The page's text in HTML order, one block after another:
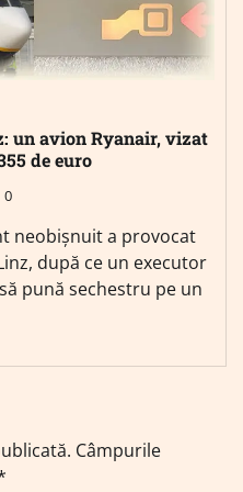
un avion Ryanair, vizat
de euro
0
neobișnuit a provocat
după ce un executor
pună sechestru pe un
Câmpurile